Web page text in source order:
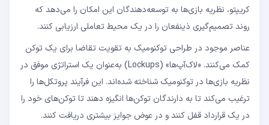
کریپتو، نظریه بازی‌ها به توسعه‌دهندگان این امکان را می‌دهد که
روند تصمیم‌گیری ذینفعان را در یک محیط تعاملی ارزیابی کنند.
عناصر موجود در طراحی توکنومیک به تقویت تقاضا برای یک توکن
کمک می‌کنند. «لاک‌آپ‌ها» (Lockups) به‌عنوان یک استراتژی موفق در
نظریه بازی‌ها در توکنومیک شناخته شده‌اند. این فرآیند پروتکل‌ها را
ترغیب می‌کند تا به دارندگان توکن‌ها انگیزه دهند تا توکن‌های خود را
در یک قرارداد قفل کنند و در عوض جوایز بیشتری دریافت کنند.